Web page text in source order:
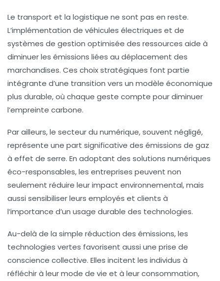
Le transport et la logistique ne sont pas en reste.
L’implémentation de véhicules électriques et de
systèmes de gestion optimisée des ressources aide à
diminuer les émissions liées au déplacement des
marchandises. Ces choix stratégiques font partie
intégrante d’une transition vers un modèle économique
plus durable, où chaque geste compte pour diminuer
l’empreinte carbone.
Par ailleurs, le secteur du numérique, souvent négligé,
représente une part significative des émissions de gaz
à effet de serre. En adoptant des solutions numériques
éco-responsables, les entreprises peuvent non
seulement réduire leur impact environnemental, mais
aussi sensibiliser leurs employés et clients à
l’importance d’un usage durable des technologies.
Au-delà de la simple réduction des émissions, les
technologies vertes favorisent aussi une prise de
conscience collective. Elles incitent les individus à
réfléchir à leur mode de vie et à leur consommation,